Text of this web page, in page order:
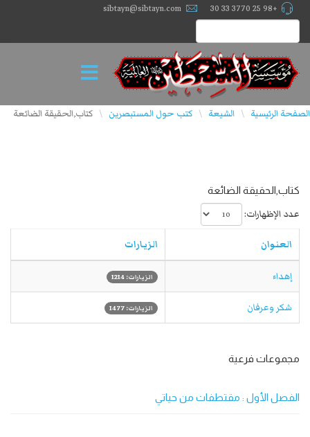
+98 25 3770 33 30
sibtayn@sibtayn.com
الصفحة الرئيسية \ الشيعة \ كتب حول المستبصرين \ كتاب,الحقيقة الضائعة
كتاب,الحقيقة الضائعة
عدد الإظهارات:
العنوان الزيارات
إهداء الزيارات: 1214
شكر وعرفان الزيارات: 1477
مجموعات فرعية
الفصل الأول : مقتطفات من حياتي